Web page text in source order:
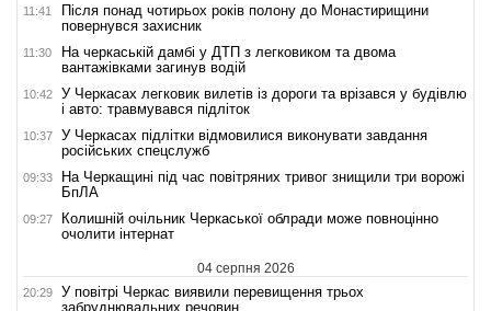
11:41
Після понад чотирьох років полону до Монастирищини
повернувся захисник
11:30
На черкаській дамбі у ДТП з легковиком та двома
вантажівками загинув водій
10:42
У Черкасах легковик вилетів із дороги та врізався у будівлю
і авто: травмувався підліток
10:37
У Черкасах підлітки відмовилися виконувати завдання
російських спецслужб
09:33
На Черкащині під час повітряних тривог знищили три ворожі
БпЛА
09:27
Колишній очільник Черкаської облради може повноцінно
очолити інтернат
04 серпня 2026
20:29
У повітрі Черкас виявили перевищення трьох
забруднювальних речовин